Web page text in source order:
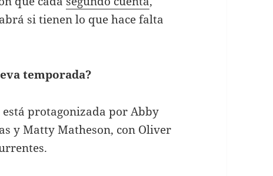
si tienen lo que hace falta
temporada?
protagonizada por Abby
y Matty Matheson, con Oliver